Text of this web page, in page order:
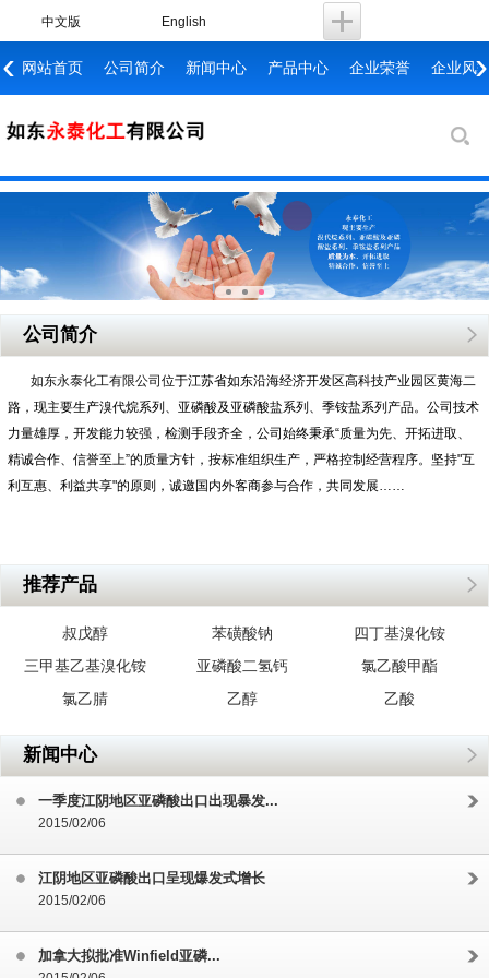
中文版 English
网站首页 公司简介 新闻中心 产品中心 企业荣誉 企业风
‹ ›
公司简介
如东永泰化工有限公司 位于江苏省如东沿海经济开发区高科技产业园区黄海二
路，现主要生产溴代烷系列、亚磷酸及亚磷酸盐系列、季铵盐系列产品。公司技术
力量雄厚，开发能力较强，检测手段齐全，公司始终秉承“质量为先、开拓进取、
精诚合作、信誉至上”的质量方针，按标准组织生产，严格控制经营程序。坚持"互
利互惠、利益共享"的原则，诚邀国内外客商参与合作，共同发展……
推荐产品
叔戊醇 苯磺酸钠
四丁基溴化铵
三甲基乙基溴化铵
亚磷酸二氢钙
氯乙酸甲酯
氯乙腈
乙醇 乙酸
新闻中心
一季度江阴地区亚磷酸出口出现暴发...
2015/02/06
江阴地区亚磷酸出口呈现爆发式增长
2015/02/06
加拿大拟批准Winfield亚磷...